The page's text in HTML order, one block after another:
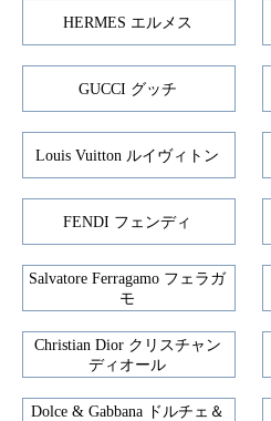
HERMES エルメス
GUCCI グッチ
Louis Vuitton ルイヴィトン
FENDI フェンディ
Salvatore Ferragamo フェラガ
モ
Christian Dior クリスチャン
ディオール
Dolce & Gabbana ドルチェ＆